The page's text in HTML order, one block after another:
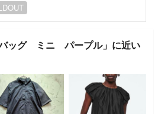
ッグ ミニ パープル」に近い